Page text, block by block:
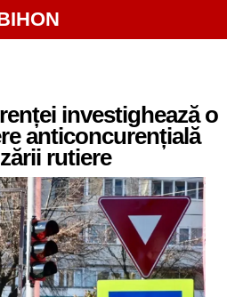
investighează o
anticoncurențială
rutiere